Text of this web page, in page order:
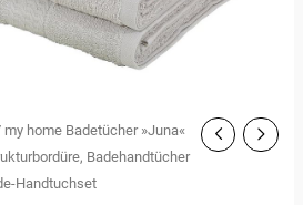
home Badetücher »Juna«
Badehandtücher
Handtuchset